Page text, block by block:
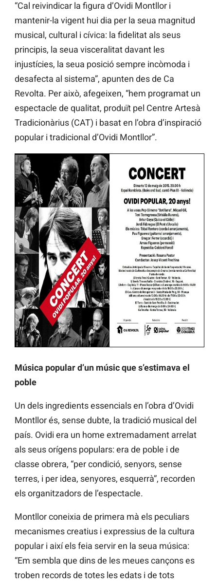
“Cal reivindicar la figura d’Ovidi Montllor i
mantenir-la vigent hui dia per la seua magnitud
musical, cultural i cívica: la fidelitat als seus
principis, la seua visceralitat davant les
injustícies, la seua posició sempre incòmoda i
desafecta al sistema”, apunten des de Ca
Revolta. Per això, afegeixen, “hem programat un
espectacle de qualitat, produït pel Centre Artesà
Tradicionàrius (CAT) i basat en l’obra d’inspiració
popular i tradicional d’Ovidi Montllor”.
Música popular d’un músic que s’estimava el
poble
Un dels ingredients essencials en l’obra d’Ovidi
Montllor és, sense dubte, la tradició musical del
país. Ovidi era un home extremadament arrelat
als seus orígens populars: era de poble i de
classe obrera, “per condició, senyors, sense
terres, i per idea, senyores, esquerrà”, recorden
els organitzadors de l’espectacle.
Montllor coneixia de primera mà els peculiars
mecanismes creatius i expressius de la cultura
popular i així els feia servir en la seua música:
“Em sembla que dins de les meues cançons es
troben records de totes les edats i de tots